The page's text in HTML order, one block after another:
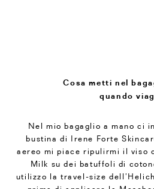
Cosa metti nel
quando
Nel mio bagaglio a mano ci
bustina di Irene Forte
aereo mi piace ripulirmi il viso
Milk su dei batuffoli di
utilizzo la travel-size